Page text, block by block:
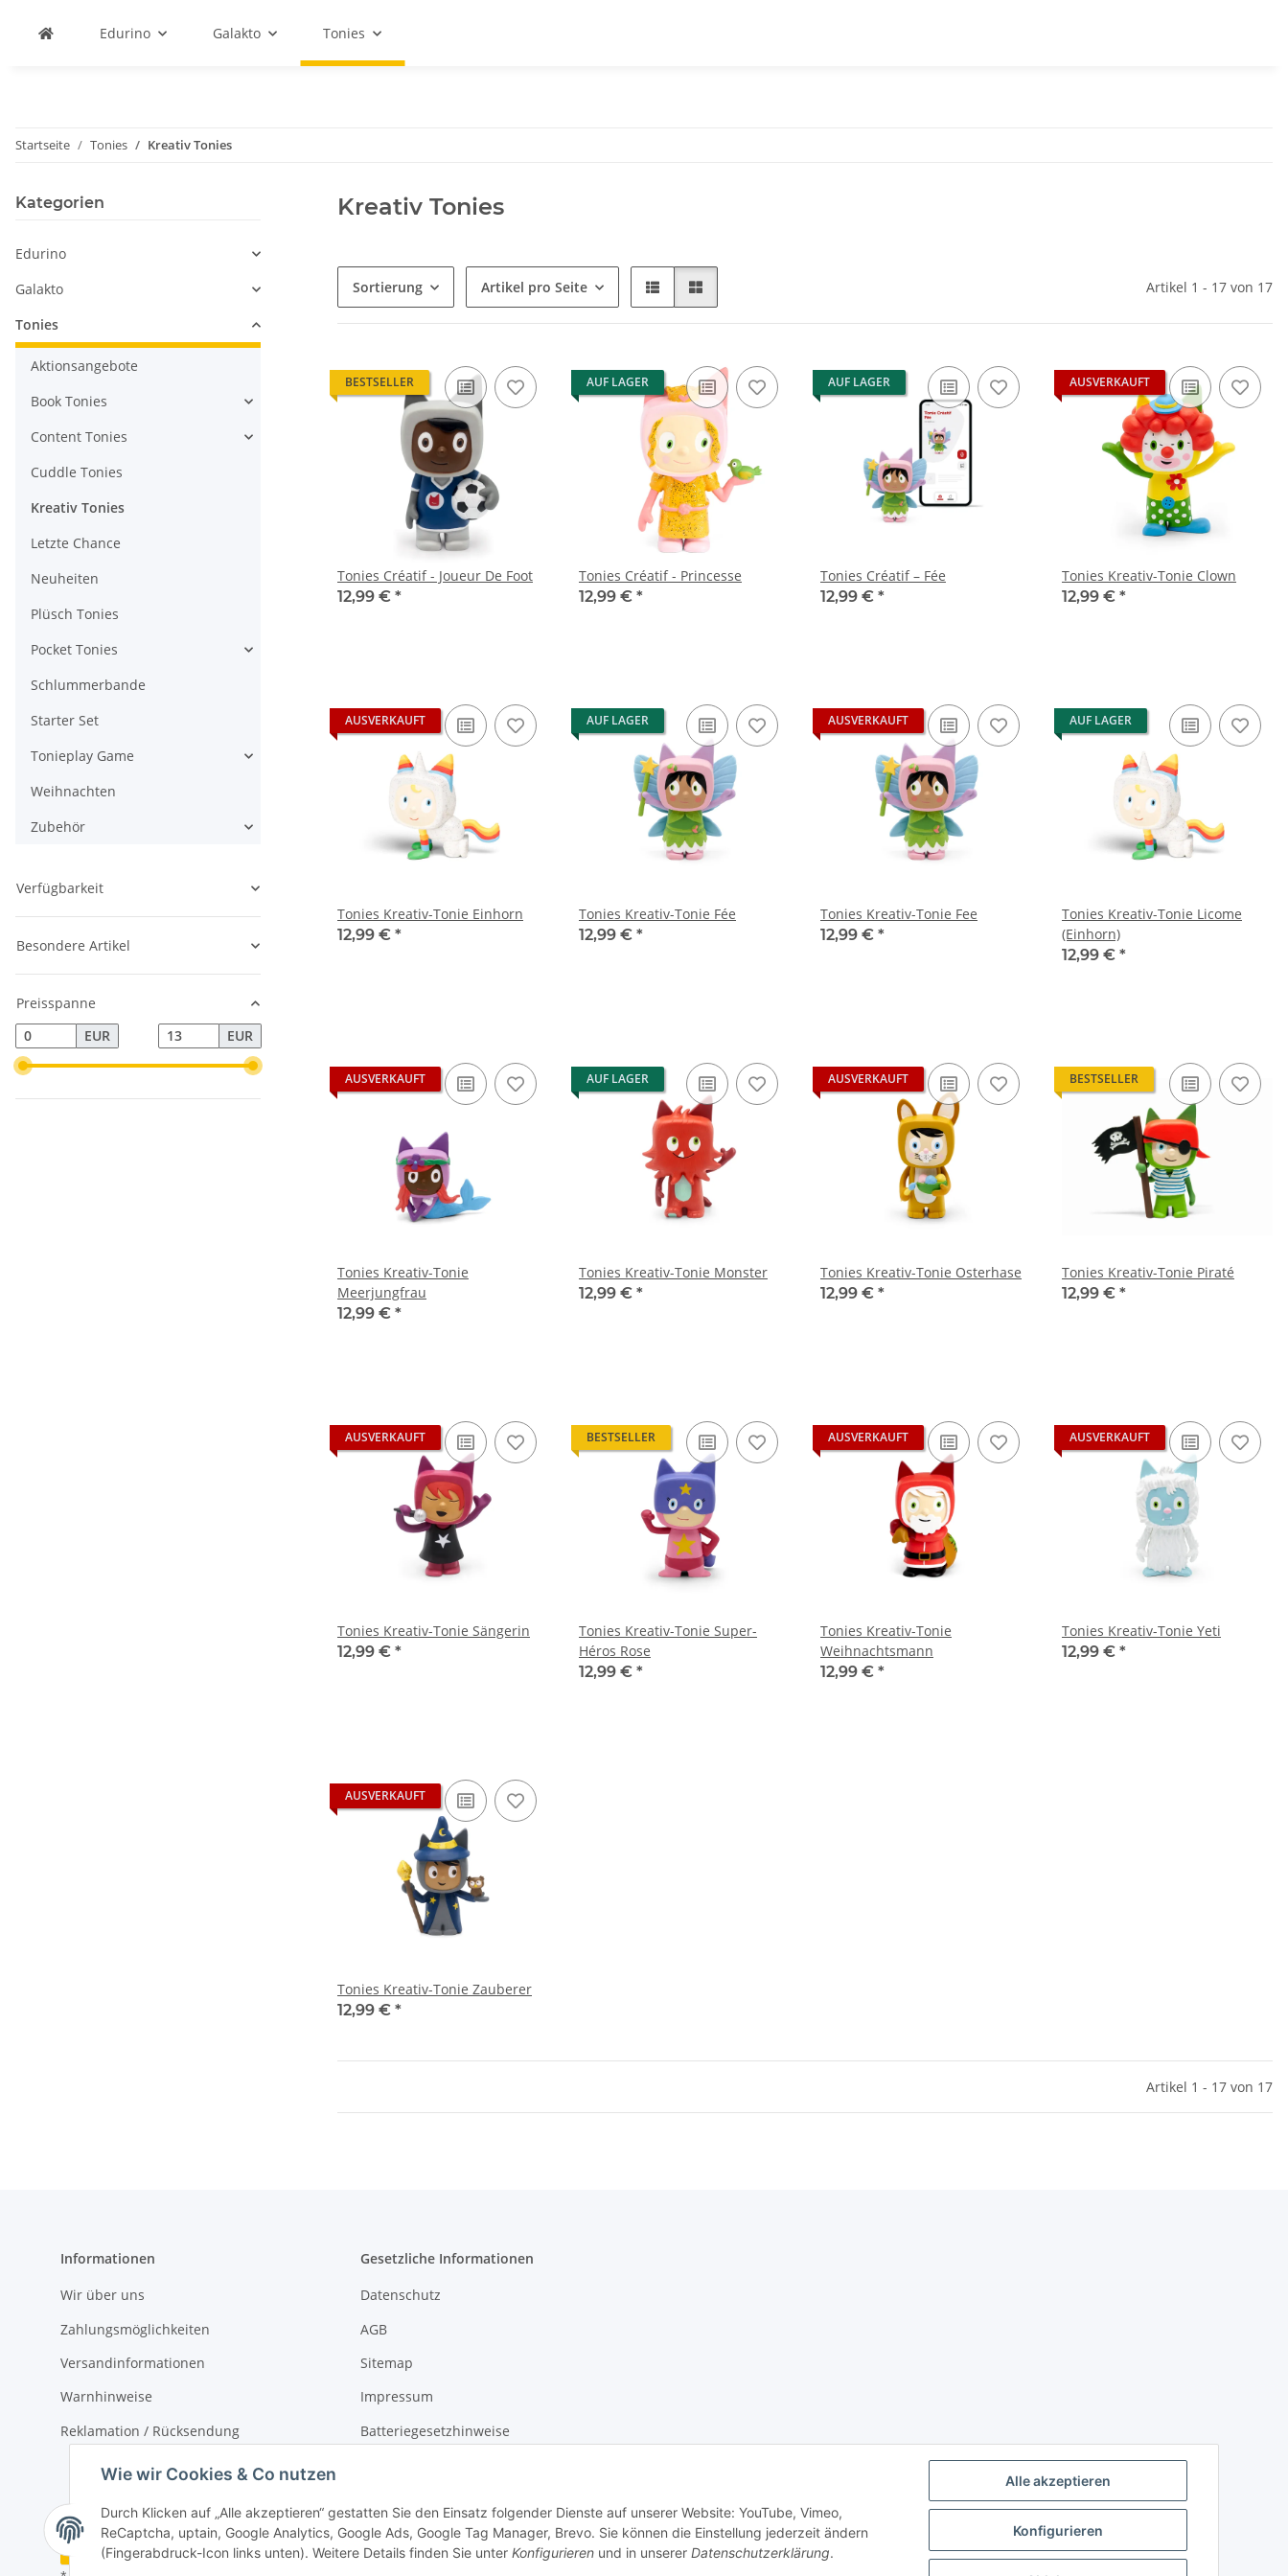
Alle akzeptieren
Konfigurieren
Wie wir Cookies & Co nutzen
Durch Klicken auf „Alle akzeptieren“ gestatten Sie den Einsatz folgender Dienste auf unserer Website: YouTube, Vimeo,
ReCaptcha, uptain, Google Analytics, Google Ads, Google Tag Manager, Brevo. Sie können die Einstellung jederzeit ändern
(Fingerabdruck-Icon links unten). Weitere Details finden Sie unter Konfigurieren und in unserer Datenschutzerklärung.
Edurino Galakto Tonies
Startseite Tonies Kreativ Tonies
Kreativ Tonies
Sortierung Artikel pro Seite Artikel 1 - 17 von 17
BESTSELLER
Tonies Créatif - Joueur De Foot
12,99 € *
AUF LAGER
Tonies Créatif - Princesse
12,99 € *
AUF LAGER
Tonies Créatif – Fée
12,99 € *
AUSVERKAUFT
Tonies Kreativ-Tonie Clown
12,99 € *
AUSVERKAUFT
Tonies Kreativ-Tonie Einhorn
12,99 € *
AUF LAGER
Tonies Kreativ-Tonie Fée
12,99 € *
AUSVERKAUFT
Tonies Kreativ-Tonie Fee
12,99 € *
AUF LAGER
Tonies Kreativ-Tonie Licome
(Einhorn)
12,99 € *
AUSVERKAUFT
Tonies Kreativ-Tonie
Meerjungfrau
12,99 € *
AUF LAGER
Tonies Kreativ-Tonie Monster
12,99 € *
AUSVERKAUFT
Tonies Kreativ-Tonie Osterhase
12,99 € *
BESTSELLER
Tonies Kreativ-Tonie Piraté
12,99 € *
AUSVERKAUFT
Tonies Kreativ-Tonie Sängerin
12,99 € *
BESTSELLER
Tonies Kreativ-Tonie Super-
Héros Rose
12,99 € *
AUSVERKAUFT
Tonies Kreativ-Tonie
Weihnachtsmann
12,99 € *
AUSVERKAUFT
Tonies Kreativ-Tonie Yeti
12,99 € *
AUSVERKAUFT
Tonies Kreativ-Tonie Zauberer
12,99 € *
Artikel 1 - 17 von 17
Kategorien
Edurino
Galakto
Tonies
Aktionsangebote
Book Tonies
Content Tonies
Cuddle Tonies
Kreativ Tonies
Letzte Chance
Neuheiten
Plüsch Tonies
Pocket Tonies
Schlummerbande
Starter Set
Tonieplay Game
Weihnachten
Zubehör
Verfügbarkeit
Besondere Artikel
Preisspanne
EUR
EUR
Informationen
Wir über uns
Zahlungsmöglichkeiten
Versandinformationen
Warnhinweise
Reklamation / Rücksendung
Gesetzliche Informationen
Datenschutz
AGB
Sitemap
Impressum
Batteriegesetzhinweise
Vertrag widerrufen